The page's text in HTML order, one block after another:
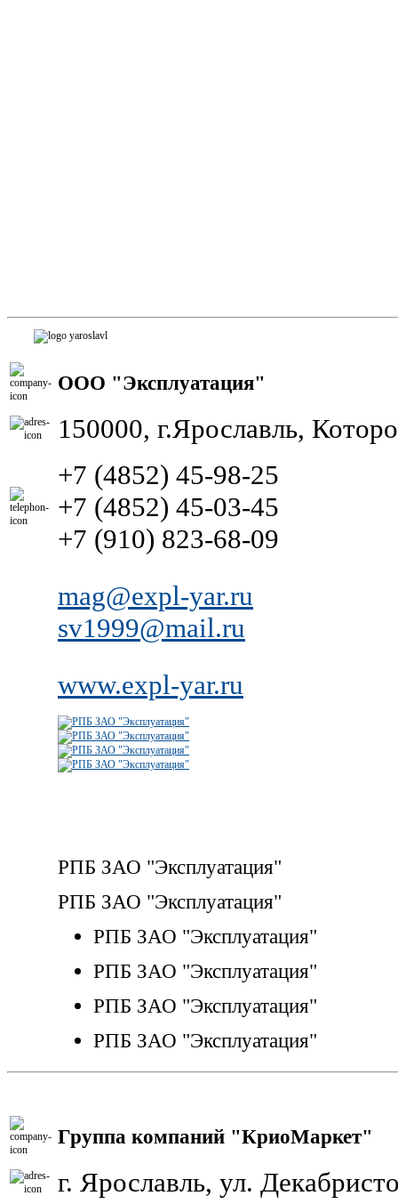
ООО "Эксплуатация"
150000, г.Ярославль,
+7 (4852) 45-98-25
+7 (4852) 45-03-45
+7 (910) 823-68-09
mag@expl-yar.ru
sv1999@mail.ru
www.expl-yar.ru
РПБ ЗАО "Эксплуатация"
РПБ ЗАО "Эксплуатация"
РПБ ЗАО "Эксплуатация"
РПБ ЗАО "Эксплуатация"
РПБ ЗАО "Эксплуатация"
РПБ ЗАО "Эксплуатация"
Группа компаний "КриоМаркет"
г. Ярославль, ул.